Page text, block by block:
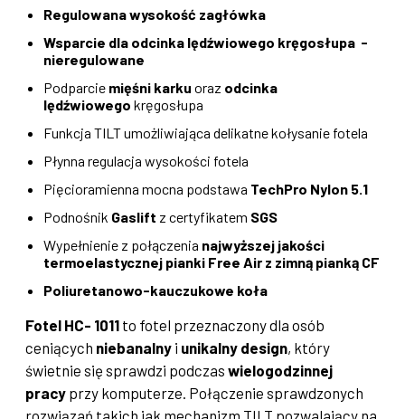
Regulowana wysokość zagłówka
Wsparcie dla odcinka lędźwiowego kręgosłupa -
nieregulowane
Podparcie mięśni karku oraz odcinka
lędźwiowego kręgosłupa
Funkcja TILT umożliwiająca delikatne kołysanie fotela
Płynna regulacja wysokości fotela
Pięcioramienna mocna podstawa TechPro Nylon 5.1
Podnośnik Gaslift z certyfikatem SGS
Wypełnienie z połączenia najwyższej jakości
termoelastycznej pianki Free Air z zimną pianką CF
Poliuretanowo-kauczukowe koła
Fotel HC- 1011 to fotel przeznaczony dla osób
ceniących niebanalny i unikalny design, który
świetnie się sprawdzi podczas wielogodzinnej
pracy przy komputerze. Połączenie sprawdzonych